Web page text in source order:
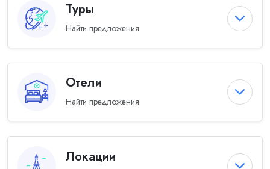
Туры
Найти предложения
Отели
Найти предложения
Локации